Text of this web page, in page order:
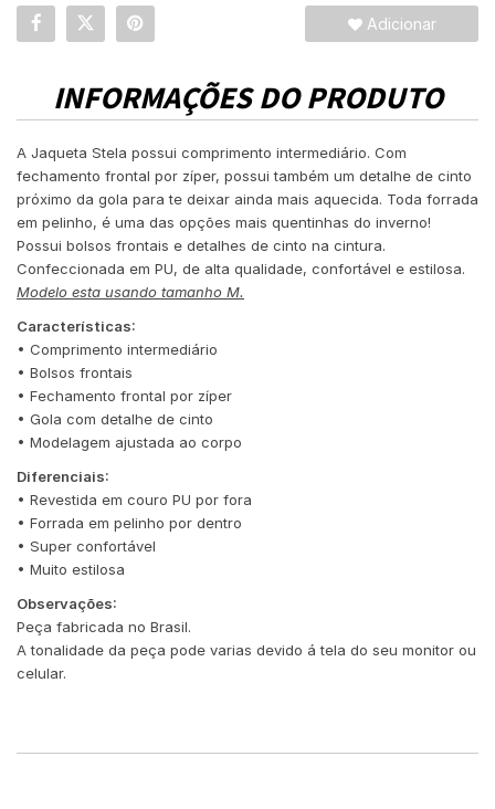
Adicionar
INFORMAÇÕES DO PRODUTO
A Jaqueta Stela possui comprimento intermediário. Com
fechamento frontal por zíper, possui também um detalhe de cinto
próximo da gola para te deixar ainda mais aquecida. Toda forrada
em pelinho, é uma das opções mais quentinhas do inverno!
Possui bolsos frontais e detalhes de cinto na cintura.
Confeccionada em PU, de alta qualidade, confortável e estilosa.
Modelo esta usando tamanho M.
Características:
• Comprimento intermediário
• Bolsos frontais
• Fechamento frontal por zíper
• Gola com detalhe de cinto
• Modelagem ajustada ao corpo
Diferenciais:
• Revestida em couro PU por fora
• Forrada em pelinho por dentro
• Super confortável
• Muito estilosa
Observações:
Peça fabricada no Brasil.
A tonalidade da peça pode varias devido á tela do seu monitor ou
celular.